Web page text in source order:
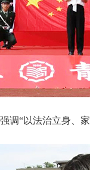
调“以法治立身、